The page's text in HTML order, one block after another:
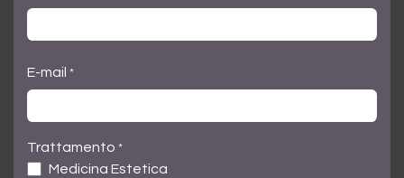
E-mail *
Trattamento *
Medicina Estetica